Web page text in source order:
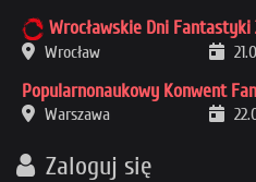
Wrocławskie Dni Fantastyki
Wrocław
Popularnonaukowy Konwent
Warszawa
Zaloguj się